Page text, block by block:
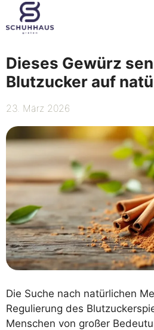
Zum
Inhalt
springen
Dieses Gewürz
Blutzucker auf
23. März 2026
Die Suche nach natürlichen
Regulierung des
Menschen von großer